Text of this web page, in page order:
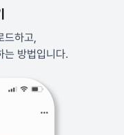
드하고,
는 방법입니다.